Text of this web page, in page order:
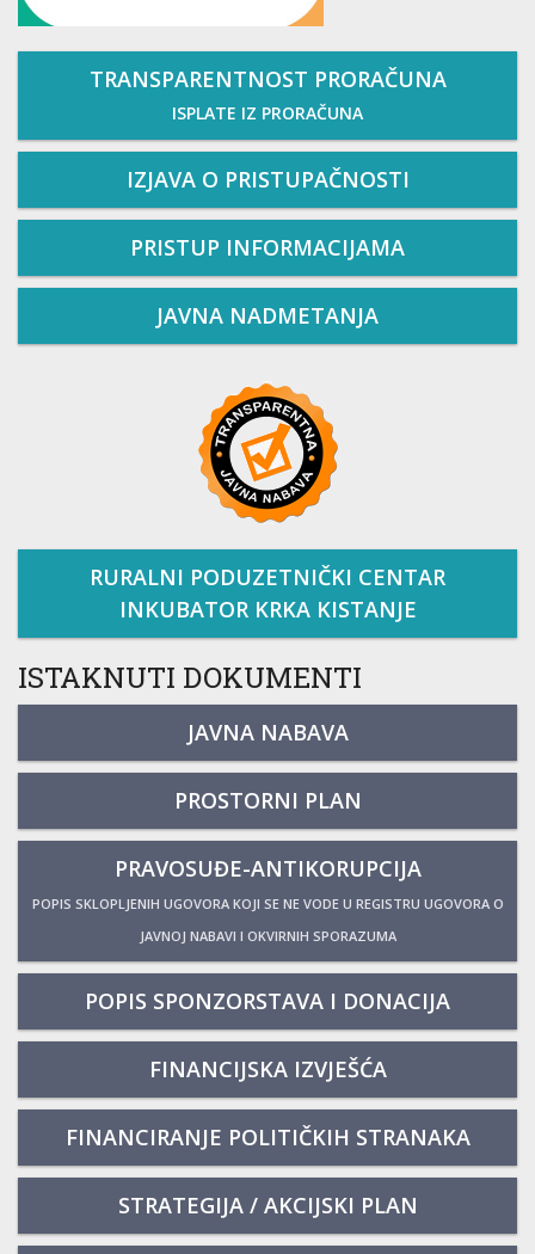
TRANSPARENTNOST PRORAČUNA
ISPLATE IZ PRORAČUNA
IZJAVA O PRISTUPAČNOSTI
PRISTUP INFORMACIJAMA
JAVNA NADMETANJA
RURALNI PODUZETNIČKI CENTAR
INKUBATOR KRKA KISTANJE
ISTAKNUTI DOKUMENTI
JAVNA NABAVA
PROSTORNI PLAN
PRAVOSUĐE-ANTIKORUPCIJA
POPIS SKLOPLJENIH UGOVORA KOJI SE NE VODE U REGISTRU UGOVORA O
JAVNOJ NABAVI I OKVIRNIH SPORAZUMA
POPIS SPONZORSTAVA I DONACIJA
FINANCIJSKA IZVJEŠĆA
FINANCIRANJE POLITIČKIH STRANAKA
STRATEGIJA / AKCIJSKI PLAN